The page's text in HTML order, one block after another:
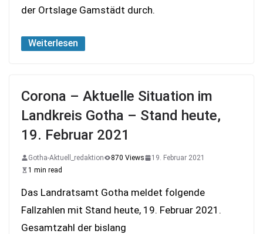
der Ortslage Gamstädt durch.
Weiterlesen
Corona – Aktuelle Situation im
Landkreis Gotha – Stand heute,
19. Februar 2021
Gotha-Aktuell_redaktion 870 Views
19. Februar 2021
1 min read
Das Landratsamt Gotha meldet folgende
Fallzahlen mit Stand heute, 19. Februar 2021.
Gesamtzahl der bislang